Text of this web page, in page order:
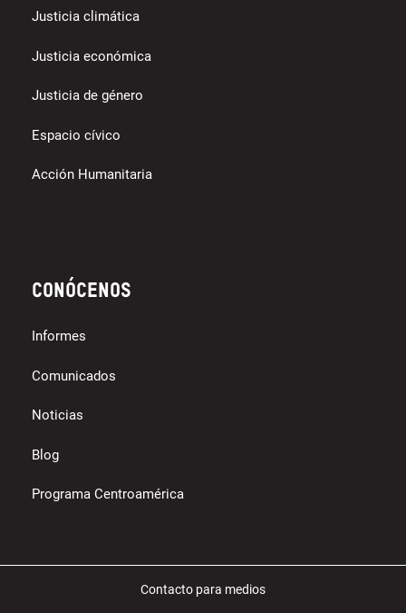
Justicia climática
Justicia económica
Justicia de género
Espacio cívico
Acción Humanitaria
Conócenos
Informes
Comunicados
Noticias
Blog
Programa Centroamérica
Contacto para medios